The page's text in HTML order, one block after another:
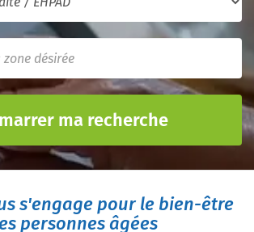
ma recherche
s'engage pour le bien-être
personnes âgées